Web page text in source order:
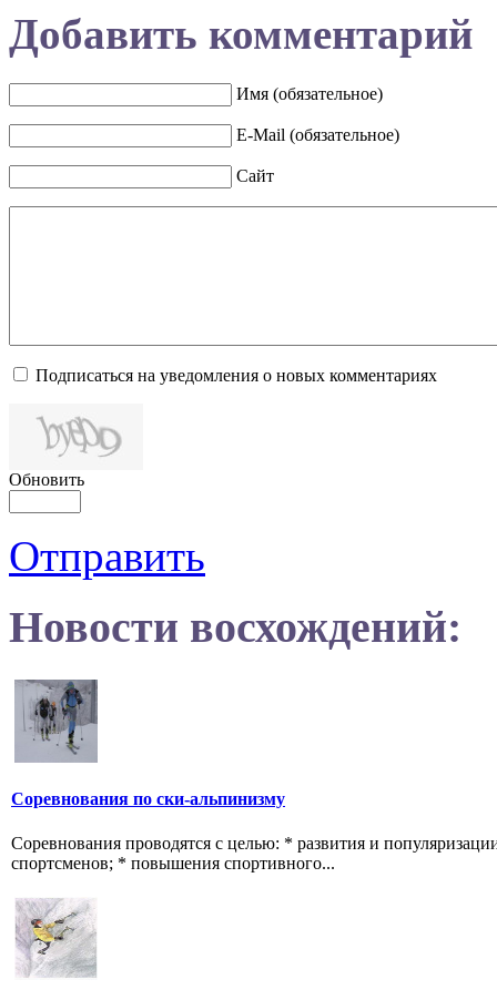
Добавить комментарий
Имя (обязательное)
E-Mail (обязательное)
Сайт
Подписаться на уведомления о новых комментариях
Обновить
Отправить
Новости восхождений:
Соревнования по ски-альпинизму
Соревнования проводятся с целью: * развития и
спортсменов; * повышения спортивного...